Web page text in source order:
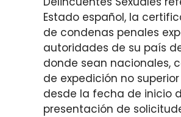
Estado español, la
de condenas penales
autoridades de su país
donde sean nacionales,
de expedición no
desde la fecha de inicio
presentación de